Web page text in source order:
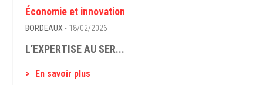
Économie et innovation
BORDEAUX - 18/02/2026
L’EXPERTISE AU SER...
En savoir plus